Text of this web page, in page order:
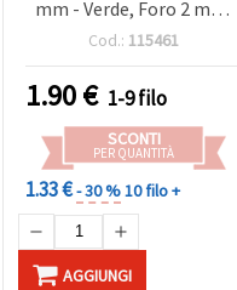
mm - Verde, Foro 2 mm,
Filo da ~65 pz, Unici e
Cod.: 115461
1.90€ 1-9 filo
SCONTI
PER QUANTITÀ
1.33 €- 30 %10 filo +
AGGIUNGI